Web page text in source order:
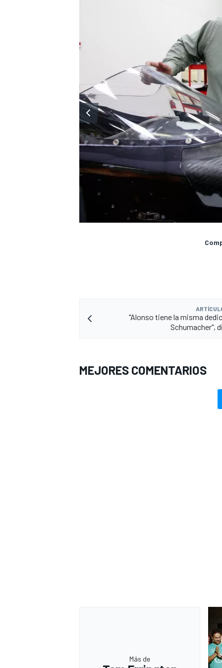
"Alonso tiene la misma
Schumacher",
MEJORES COMENTARIOS
Más de